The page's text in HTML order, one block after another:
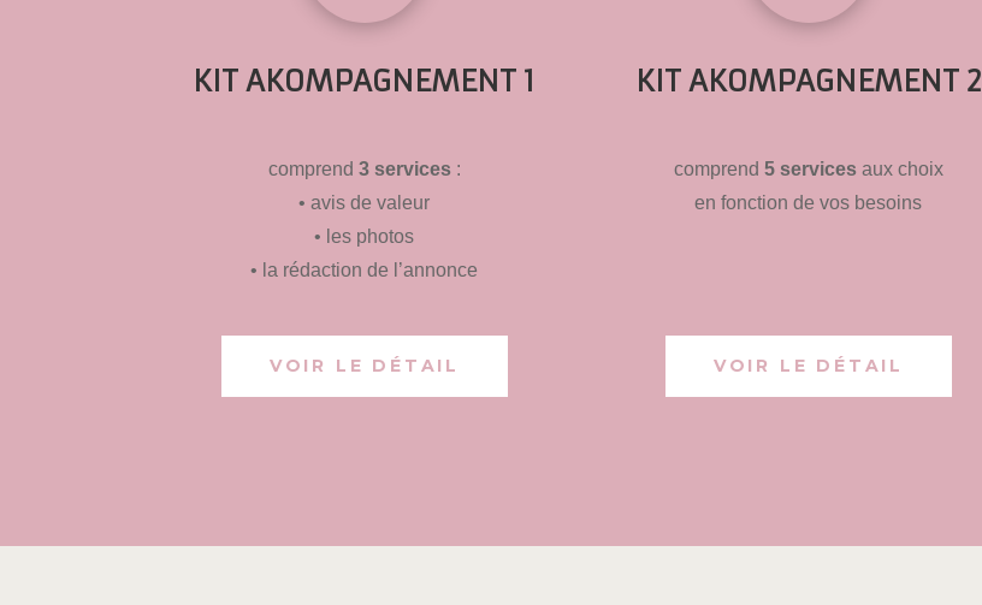
KIT AKOMPAGNEMENT 1
comprend 3 services:
• avis de valeur
• les photos
• la rédaction de l’annonce
VOIR LE DÉTAIL
KIT AKOMPAGNEMENT 2
comprend 5 servicesaux choix
en fonction de vos besoins
VOIR LE DÉTAIL